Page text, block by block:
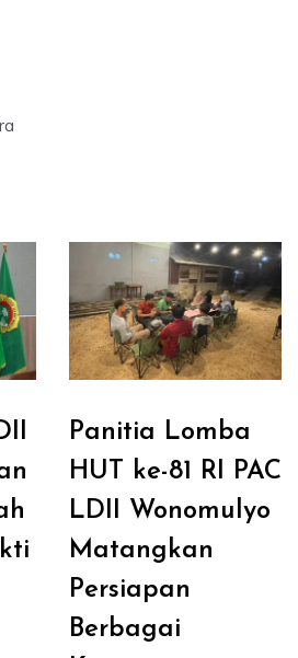
Panitia Lomba
HUT ke-81 RI PAC
LDII Wonomulyo
Matangkan
Persiapan
Berbagai